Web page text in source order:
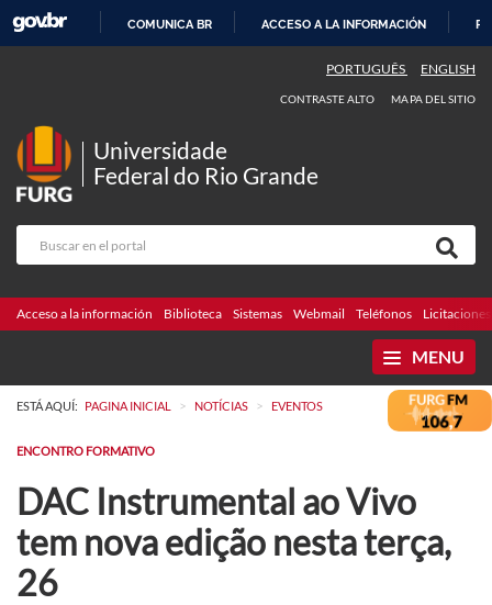
CONTENIDO
COMUNICA BR ACCESO A LA INFORMACIÓN
PORTUGUÊS ENGLISH
CONTRASTE ALTO MAPA DEL SITIO
Universidade
Federal do Rio Grande
Acceso a la información Biblioteca Sistemas Webmail Teléfonos Licitaciones
MENU
ESTÁ AQUÍ: PAGINA INICIAL > NOTÍCIAS > EVENTOS
ENCONTRO FORMATIVO
DAC Instrumental ao Vivo
tem nova edição nesta terça,
26